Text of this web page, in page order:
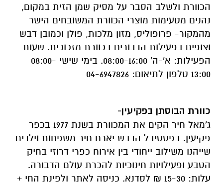
הכוורת ולשלב הסבר על מסיק שמן הזית במקום,
נהנים מטעימות מוצרי הכוורת המשובחים הישר
מהמקור- פרופוליס, מזון מלכות, פולן וכמובן דבש
וצופים בפעילות הדבורים בכוורת מזכוכית. שעות
הפעילות: א'-ה' 08:00-16:00. בימי שישי 08:00-
13:00 טלפון לתיאום: 04-6947826
כוורת הבוסתן בפקיעין-
ג'מאל חיר הקים את המכוורת בשנת 1977 בכפר
פקיעין. בפסטיבל הדבש יארח חיר משפחות וילדים
שייהנו משילוב ייחודי בין אירוח כפרי דרוזי בחיק
הטבע ופעילויות חינוכיות להכרת עולם הדבורה.
עלות: 15-30 ₪ לסדנא. כניסה לאתר ולפינת החי +